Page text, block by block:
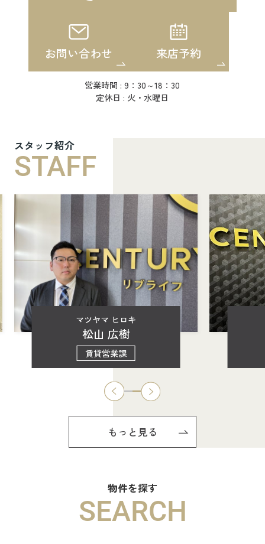
お問い合わせ 来店予約
営業時間 : 9：30～18：30
定休日 : 火・水曜日
スタッフ紹介
STAFF
マツヤマ ヒロキ
松山 広樹
賃貸営業課
もっと見る
物件を探す
SEARCH